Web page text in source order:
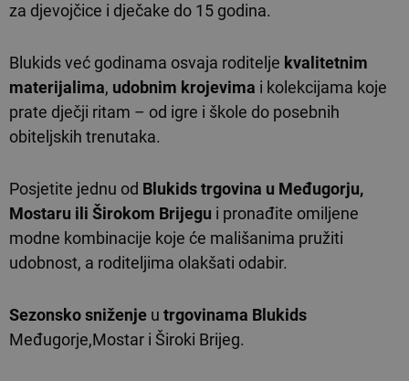
za djevojčice i dječake do 15 godina.
Blukids već godinama osvaja roditelje kvalitetnim
materijalima, udobnim krojevima i kolekcijama koje
prate dječji ritam – od igre i škole do posebnih
obiteljskih trenutaka.
Posjetite jednu od Blukids trgovina u Međugorju,
Mostaru ili Širokom Brijegu i pronađite omiljene
modne kombinacije koje će mališanima pružiti
udobnost, a roditeljima olakšati odabir.
Sezonsko sniženje u trgovinama Blukids
Međugorje,Mostar i Široki Brijeg.